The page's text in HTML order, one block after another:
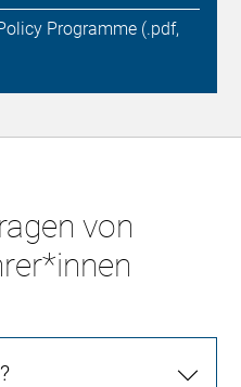
Programme (.pdf,
von